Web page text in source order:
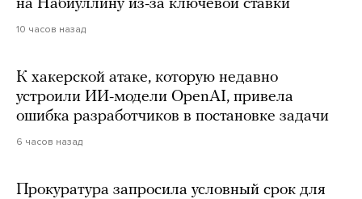
на Набиуллину из-за ключевой ставки
10 часов назад
К хакерской атаке, которую недавно
устроили ИИ-модели OpenAI, привела
ошибка разработчиков в постановке задачи
6 часов назад
Прокуратура запросила условный срок для